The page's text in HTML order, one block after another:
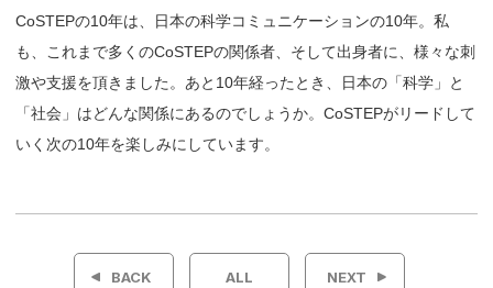
CoSTEPの10年は、日本の科学コミュニケーションの10年。私
も、これまで多くのCoSTEPの関係者、そして出身者に、様々な刺
激や支援を頂きました。あと10年経ったとき、日本の「科学」と
「社会」はどんな関係にあるのでしょうか。CoSTEPがリードして
いく次の10年を楽しみにしています。
投
BACK ALL NEXT